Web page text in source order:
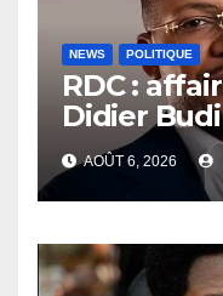
NEWS POLITIQUE
RDC :
Didier
laisser la
vérité
AOÛT 6, 2026